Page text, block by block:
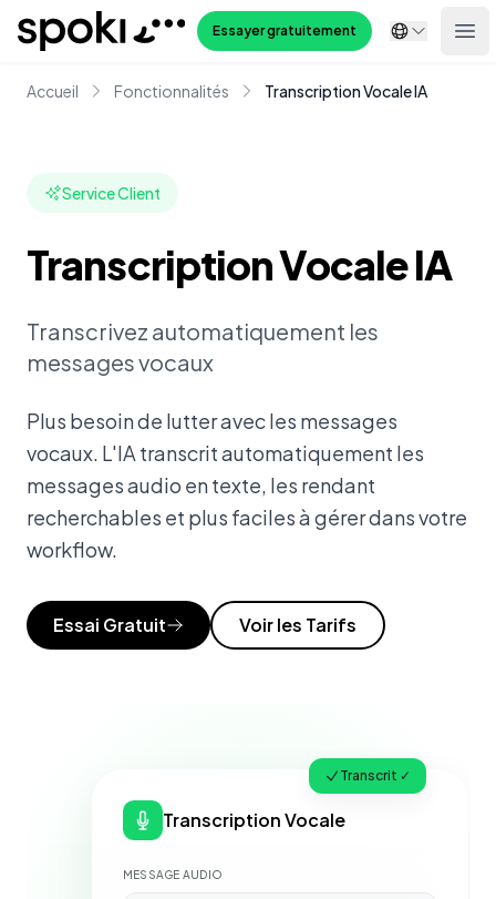
Spoki Essayer gratuitement
Accueil Fonctionnalités Transcription Vocale IA
Service Client
Transcription Vocale IA
Transcrivez automatiquement les
messages vocaux
Plus besoin de lutter avec les messages
vocaux. L'IA transcrit automatiquement les
messages audio en texte, les rendant
recherchables et plus faciles à gérer dans votre
workflow.
Essai Gratuit Voir les Tarifs
Transcription Vocale
MESSAGE AUDIO
Transcrit ✓